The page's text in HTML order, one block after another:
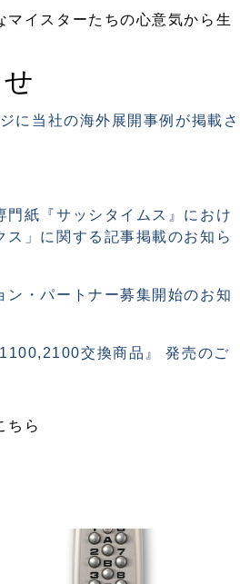
マイスターたちの心意気から生
に当社の海外展開事例が掲載さ
門紙『サッシタイムス』におけ
ス」に関する記事掲載のお知ら
ン・パートナー募集開始のお知
交換商品』 発売のご
ちら